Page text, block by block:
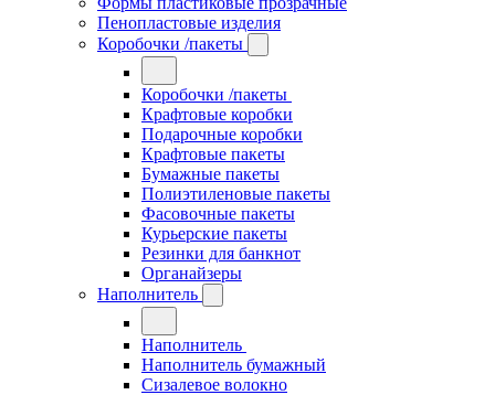
Пенопластовые изделия
Коробочки /пакеты
Коробочки /пакеты
Крафтовые коробки
Подарочные коробки
Крафтовые пакеты
Бумажные пакеты
Полиэтиленовые пакеты
Фасовочные пакеты
Курьерские пакеты
Резинки для банкнот
Органайзеры
Наполнитель
Наполнитель
Наполнитель бумажный
Сизалевое волокно